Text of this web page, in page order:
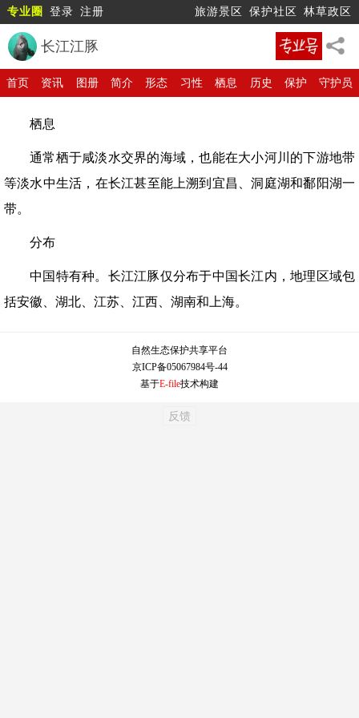
专业圈 登录 注册 旅游景区 保护社区 林草政区
长江江豚
首页 资讯 图册 简介 形态 习性 栖息 历史 保护 守护员
栖息
通常栖于咸淡水交界的海域，也能在大小河川的下游地带
等淡水中生活，在长江甚至能上溯到宜昌、洞庭湖和鄱阳湖一
带。
分布
中国特有种。长江江豚仅分布于中国长江内，地理区域包
括安徽、湖北、江苏、江西、湖南和上海。
自然生态保护共享平台
京ICP备05067984号-44
基于E-file技术构建
反馈